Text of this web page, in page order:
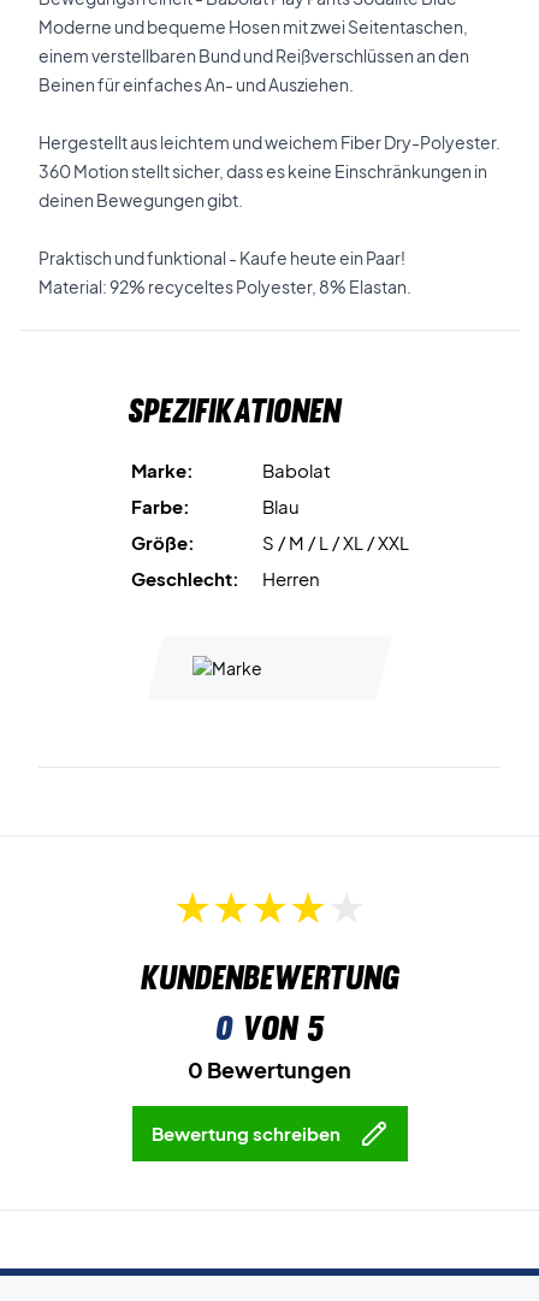
Moderne und bequeme Hosen mit zwei Seitentaschen,
einem verstellbaren Bund und Reißverschlüssen an den
Beinen für einfaches An- und Ausziehen.
Hergestellt aus leichtem und weichem Fiber Dry-Polyester.
360 Motion stellt sicher, dass es keine Einschränkungen in
deinen Bewegungen gibt.
Praktisch und funktional - Kaufe heute ein Paar!
Material: 92% recyceltes Polyester, 8% Elastan.
Spezifikationen
Marke:
Babolat
Farbe:
Blau
Größe:
S / M / L / XL / XXL
Geschlecht:
Herren
Kundenbewertung
0von 5
0 Bewertungen
Bewertung schreiben